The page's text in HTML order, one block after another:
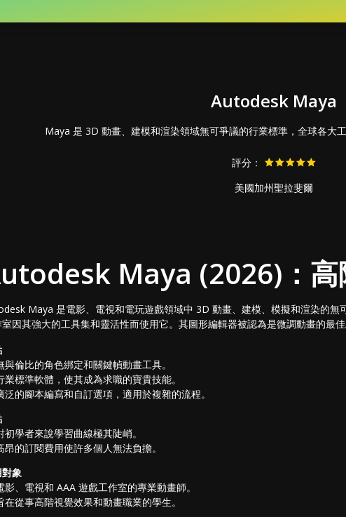
Autodesk Maya
Maya 是 3D 動畫、建模和渲染領域無可爭議的行業標準，全球各大
評分：
美國加州聖拉斐爾
Maya (2026)：高
Maya 是電影、電視和電玩遊戲領域中 3D 動畫、建模、模擬和渲染的無
因其強大的工具集和靈活性而使用它。其圖形編輯器被認為是微調動畫的最佳
與倫比的角色綁定和關鍵幀動畫工具。
業標準軟體，使其成為求職的寶貴技能。
泛的腳本編寫和自訂選項，適用於複雜的流程。
初學者來說學習曲線極其陡峭。
昂的訂閱費用使許多個人無法負擔。
象
影、電視和 AAA 遊戲工作室的專業動畫師。
在從事高階視覺效果和動畫職業的學生。